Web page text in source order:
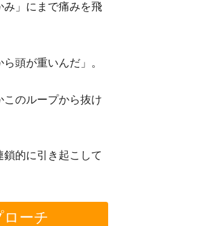
み」にまで痛みを飛
頭が重いんだ」。
のループから抜け
的に引き起こして
ーチ